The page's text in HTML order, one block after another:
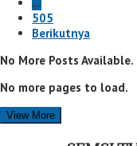
505
Berikutnya
No More Posts Available.
No more pages to load.
View More